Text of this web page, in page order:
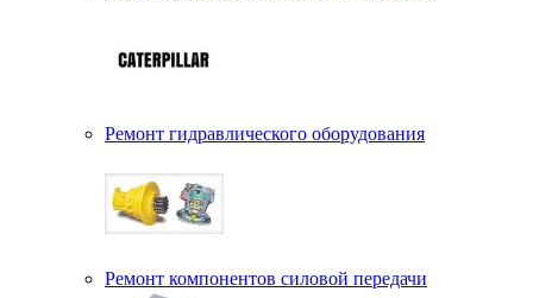
Ремонт гидравлического оборудования
Ремонт компонентов силовой передачи